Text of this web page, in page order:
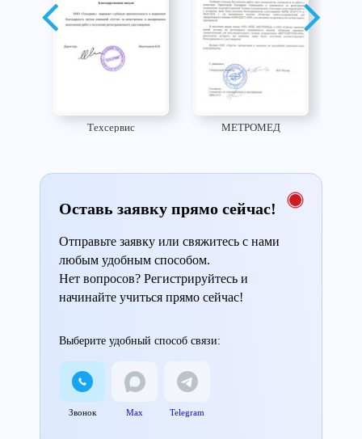
Техсервис МЕТРОМЕД
Оставь заявку прямо сейчас!
Отправьте заявку или свяжитесь с нами
любым удобным способом.
Нет вопросов? Регистрируйтесь и
начинайте учиться прямо сейчас!
Выберите удобный способ связи:
Звонок Max Telegram